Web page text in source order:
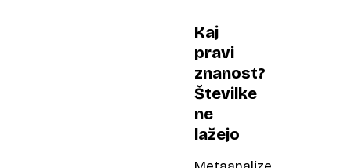
Kaj
pravi
znanost?
Številke
ne
lažejo